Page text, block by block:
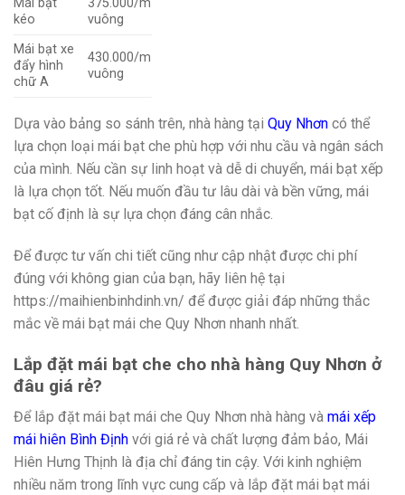
Mái bạt
kéo
375.000/m
vuông
Mái bạt xe
đẩy hình
chữ A
430.000/m
vuông
Dựa vào bảng so sánh trên, nhà hàng tại Quy Nhơn có thể
lựa chọn loại mái bạt che phù hợp với nhu cầu và ngân sách
của mình. Nếu cần sự linh hoạt và dễ di chuyển, mái bạt xếp
là lựa chọn tốt. Nếu muốn đầu tư lâu dài và bền vững, mái
bạt cố định là sự lựa chọn đáng cân nhắc.
Để được tư vấn chi tiết cũng như cập nhật được chi phí
đúng với không gian của bạn, hãy liên hệ tại
https://maihienbinhdinh.vn/ để được giải đáp những thắc
mắc về mái bạt mái che Quy Nhơn nhanh nhất.
Lắp đặt mái bạt che cho nhà hàng Quy Nhơn ở
đâu giá rẻ?
Để lắp đặt mái bạt mái che Quy Nhơn nhà hàng và mái xếp
mái hiên Bình Định với giá rẻ và chất lượng đảm bảo, Mái
Hiên Hưng Thịnh là địa chỉ đáng tin cậy. Với kinh nghiệm
nhiều năm trong lĩnh vực cung cấp và lắp đặt mái bạt mái